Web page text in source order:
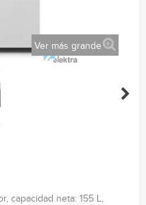
Ver más grande
capacidad neta: 155 L,